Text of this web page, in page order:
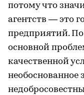
потому что
агентств — это
предприятий.
основной
качественной
необоснованное